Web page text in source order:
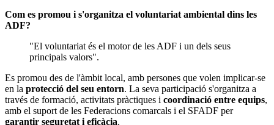
Com es promou i s'organitza el voluntariat ambiental dins les
ADF?
"El voluntariat és el motor de les ADF i un dels seus
principals valors".
Es promou des de l'àmbit local, amb persones que volen implicar-se
en la protecció del seu entorn. La seva participació s'organitza a
través de formació, activitats pràctiques i coordinació entre equips,
amb el suport de les Federacions comarcals i el SFADF per
garantir seguretat i eficàcia.